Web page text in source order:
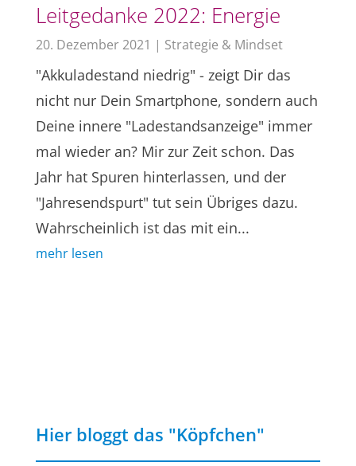
Leitgedanke 2022: Energie
20. Dezember 2021 | Strategie & Mindset
"Akkuladestand niedrig" - zeigt Dir das
nicht nur Dein Smartphone, sondern auch
Deine innere "Ladestandsanzeige" immer
mal wieder an? Mir zur Zeit schon. Das
Jahr hat Spuren hinterlassen, und der
"Jahresendspurt" tut sein Übriges dazu.
Wahrscheinlich ist das mit ein...
mehr lesen
Hier bloggt das "Köpfchen"